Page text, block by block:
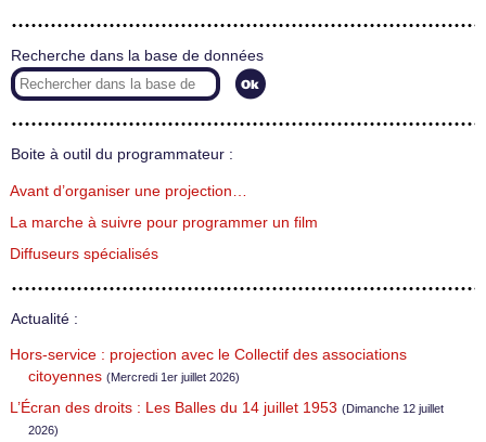
Recherche dans la base de données
Boite à outil du programmateur :
Avant d’organiser une projection…
La marche à suivre pour programmer un film
Diffuseurs spécialisés
Actualité :
Hors-service : projection avec le Collectif des associations
citoyennes (Mercredi 1er juillet 2026)
L’Écran des droits : Les Balles du 14 juillet 1953 (Dimanche 12 juillet
2026)